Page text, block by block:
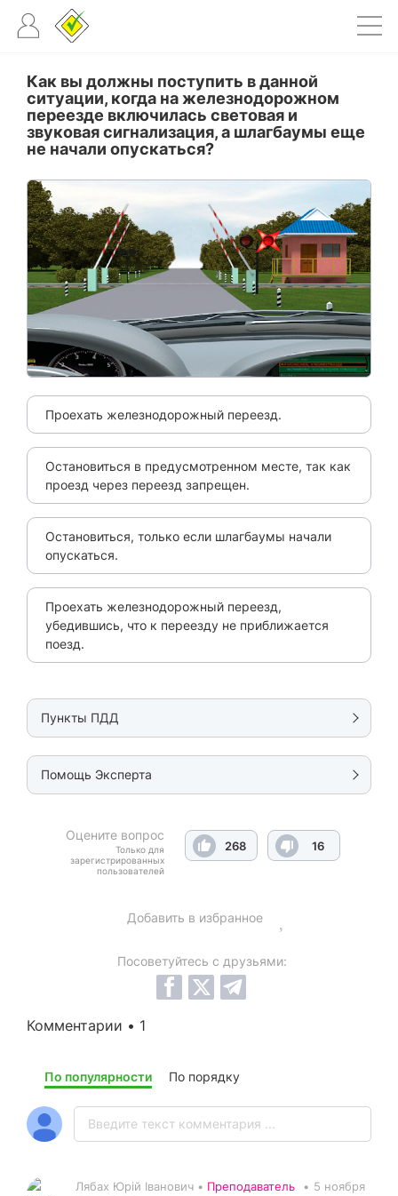
Как вы должны поступить в данной
ситуации, когда на железнодорожном
переезде включилась световая и
звуковая сигнализация, а шлагбаумы еще
не начали опускаться?
Проехать железнодорожный переезд.
Остановиться в предусмотренном месте, так как
проезд через переезд запрещен.
Остановиться, только если шлагбаумы начали
опускаться.
Проехать железнодорожный переезд,
убедившись, что к переезду не приближается
поезд.
Пункты ПДД
Помощь Эксперта
Оцените вопрос
Только для
зарегистрированных
пользователей
268 16
Добавить в избранное
Посоветуйтесь с друзьями:
Комментарии • 1
По популярности По порядку
Лябах Юрій Іванович • Преподаватель • 5 ноября